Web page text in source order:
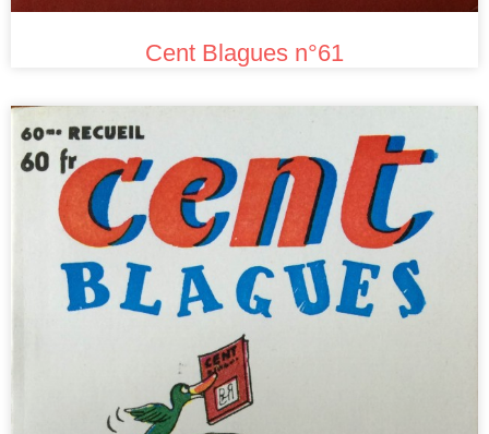
Cent Blagues n°61